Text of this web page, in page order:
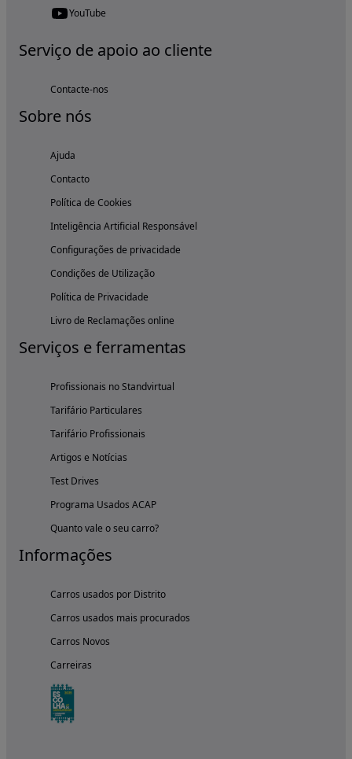
YouTube
Serviço de apoio ao cliente
Contacte-nos
Sobre nós
Ajuda
Contacto
Política de Cookies
Inteligência Artificial Responsável
Configurações de privacidade
Condições de Utilização
Política de Privacidade
Livro de Reclamações online
Serviços e ferramentas
Profissionais no Standvirtual
Tarifário Particulares
Tarifário Profissionais
Artigos e Notícias
Test Drives
Programa Usados ACAP
Quanto vale o seu carro?
Informações
Carros usados por Distrito
Carros usados mais procurados
Carros Novos
Carreiras